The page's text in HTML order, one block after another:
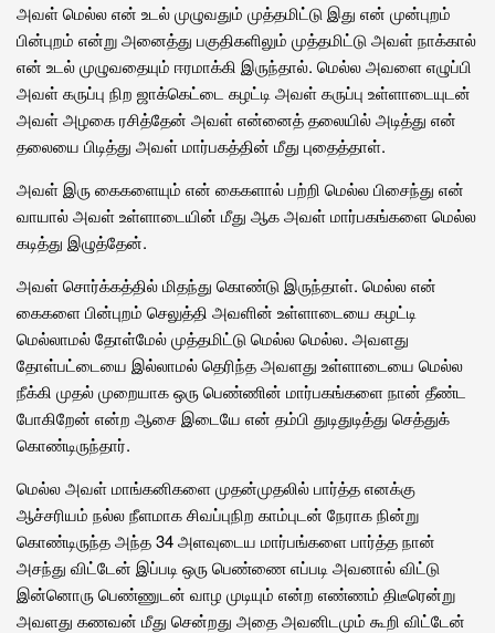
அவள் மெல்ல என் உடல் முழுவதும் முத்தமிட்டு இது என் முன்புறம்
பின்புறம் என்று அனைத்து பகுதிகளிலும் முத்தமிட்டு அவள் நாக்கால்
என் உடல் முழுவதையும் ஈரமாக்கி இருந்தால். மெல்ல அவளை எழுப்பி
அவள் கருப்பு நிற ஜாக்கெட்டை கழட்டி அவள் கருப்பு உள்ளாடையுடன்
அவள் அழகை ரசித்தேன் அவள் என்னைத் தலையில் அடித்து என்
தலையை பிடித்து அவள் மார்பகத்தின் மீது புதைத்தாள்.
அவள் இரு கைகளையும் என் கைகளால் பற்றி மெல்ல பிசைந்து என்
வாயால் அவள் உள்ளாடையின் மீது ஆக அவள் மார்பகங்களை மெல்ல
கடித்து இழுத்தேன்.
அவள் சொர்க்கத்தில் மிதந்து கொண்டு இருந்தாள். மெல்ல என்
கைகளை பின்புறம் செலுத்தி அவளின் உள்ளாடையை கழட்டி
மெல்லாமல் தோள்மேல் முத்தமிட்டு மெல்ல மெல்ல. அவளது
தோள்பட்டையை இல்லாமல் தெரிந்த அவளது உள்ளாடையை மெல்ல
நீக்கி முதல் முறையாக ஒரு பெண்ணின் மார்பகங்களை நான் தீண்ட
போகிறேன் என்ற ஆசை இடையே என் தம்பி துடிதுடித்து செத்துக்
கொண்டிருந்தார்.
மெல்ல அவள் மாங்கனிகளை முதன்முதலில் பார்த்த எனக்கு
ஆச்சரியம் நல்ல நீளமாக சிவப்புநிற காம்புடன் நேராக நின்று
கொண்டிருந்த அந்த 34 அளவுடைய மார்பங்களை பார்த்த நான்
அசந்து விட்டேன் இப்படி ஒரு பெண்ணை எப்படி அவனால் விட்டு
இன்னொரு பெண்ணுடன் வாழ முடியும் என்ற எண்ணம் திடீரென்று
அவளது கணவன் மீது சென்றது அதை அவனிடமும் கூறி விட்டேன்